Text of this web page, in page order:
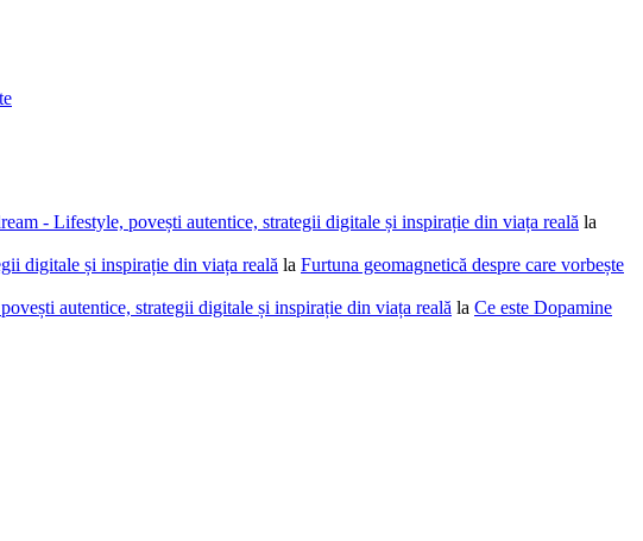
- Lifestyle, povești autentice, strategii digitale și inspirație din viața reală la
digitale și inspirație din viața reală la Furtuna geomagnetică despre care vorbește
autentice, strategii digitale și inspirație din viața reală la Ce este Dopamine